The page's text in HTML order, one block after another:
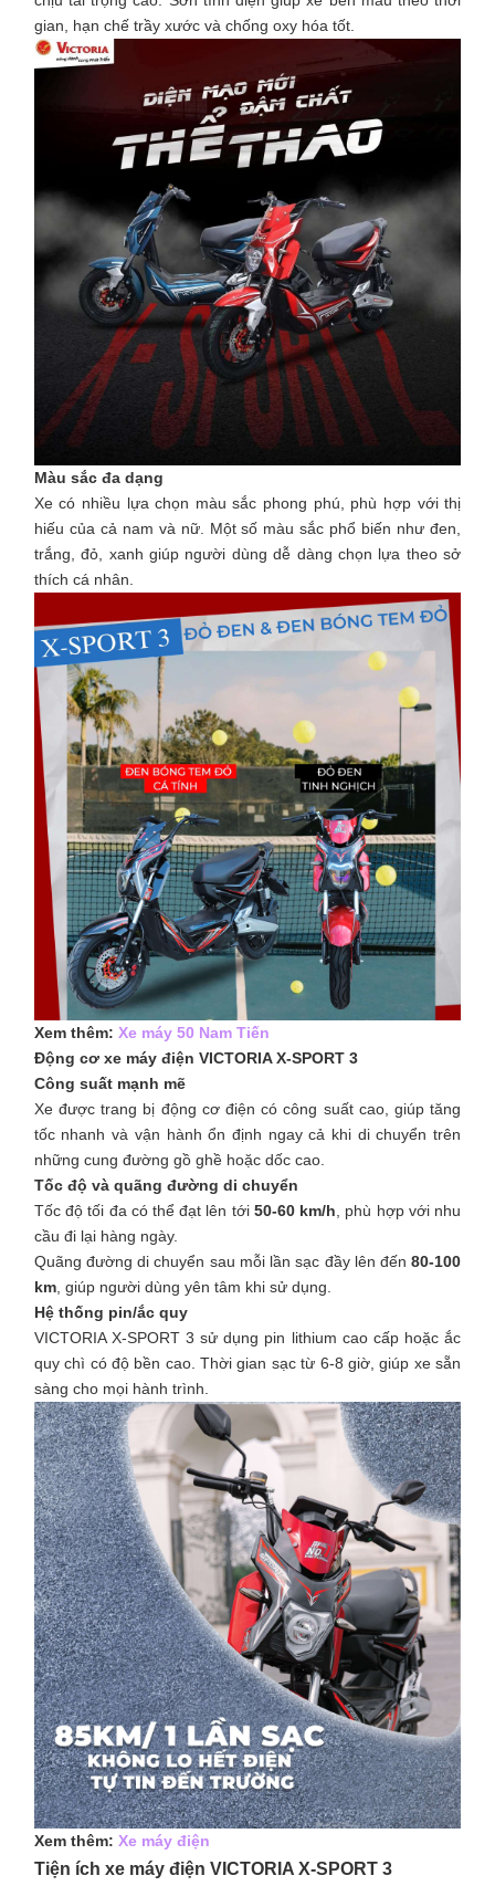
gian, hạn chế trầy xước và chống oxy hóa tốt.
Màu sắc đa dạng
Xe có nhiều lựa chọn màu sắc phong phú, phù hợp với thị
hiếu của cả nam và nữ. Một số màu sắc phổ biến như đen,
trắng, đỏ, xanh giúp người dùng dễ dàng chọn lựa theo sở
thích cá nhân.
Xem thêm: Xe máy 50 Nam Tiến
Động cơ xe máy điện VICTORIA X-SPORT 3
Công suất mạnh mẽ
Xe được trang bị động cơ điện có công suất cao, giúp tăng
tốc nhanh và vận hành ổn định ngay cả khi di chuyển trên
những cung đường gồ ghề hoặc dốc cao.
Tốc độ và quãng đường di chuyển
Tốc độ tối đa có thể đạt lên tới 50-60 km/h , phù hợp với nhu
cầu đi lại hàng ngày.
Quãng đường di chuyển sau mỗi lần sạc đầy lên đến80-100
km, giúp người dùng yên tâm khi sử dụng.
Hệ thống pin/ắc quy
VICTORIA X-SPORT 3 sử dụng pin lithium cao cấp hoặc ắc
quy chì có độ bền cao. Thời gian sạc từ 6-8 giờ, giúp xe sẵn
sàng cho mọi hành trình.
Xem thêm: Xe máy điện
Tiện ích xe máy điện VICTORIA X-SPORT 3